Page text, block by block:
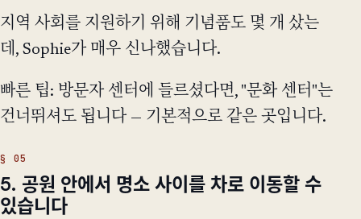
지역 사회를 지원하기 위해 기념품도 몇 개 샀는
데, Sophie가 매우 신나했습니다.
빠른 팁: 방문자 센터에 들르셨다면, "문화 센터"는
건너뛰셔도 됩니다 — 기본적으로 같은 곳입니다.
5. 공원 안에서 명소 사이를 차로 이동할 수
있습니다